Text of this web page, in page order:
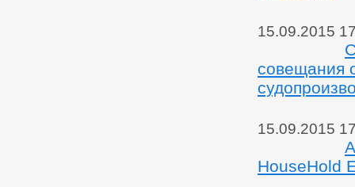
15.09.2015
совещания
15.09.2015
HouseHold